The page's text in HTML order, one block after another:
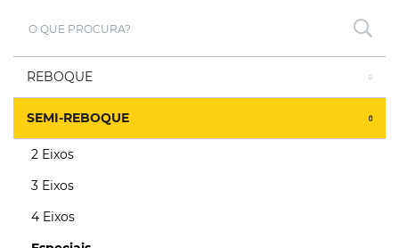
REBOQUE
SEMI-REBOQUE
2 Eixos
3 Eixos
4 Eixos